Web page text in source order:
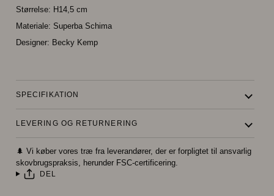
Størrelse: H14,5 cm
Materiale: Superba Schima
Designer: Becky Kemp
SPECIFIKATION
LEVERING OG RETURNERING
🌲 Vi køber vores træ fra leverandører, der er forpligtet til ansvarlig
skovbrugspraksis, herunder FSC-certificering.
DEL